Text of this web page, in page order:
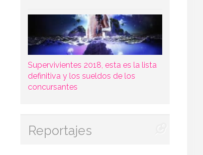
Supervivientes 2018, esta es la lista
definitiva y los sueldos de los
concursantes
Reportajes